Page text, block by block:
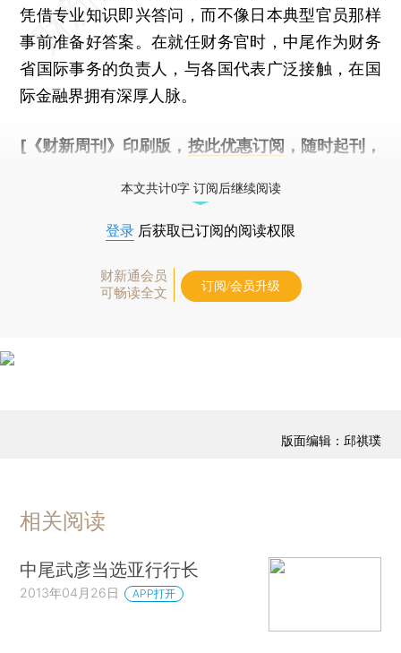
凭借专业知识即兴答问，而不像日本典型官员那样
事前准备好答案。在就任财务官时，中尾作为财务
省国际事务的负责人，与各国代表广泛接触，在国
际金融界拥有深厚人脉。
[《财新周刊》印刷版， 按此优惠订阅 ，随时起刊，
本文共计0字 订阅后继续阅读
登录 后获取已订阅的阅读权限
财新通会员
可畅读全文
订阅/会员升级
版面编辑：邱祺璞
相关阅读
中尾武彦当选亚行行长
2013年04月26日 APP打开